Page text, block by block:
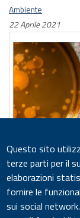
Ambiente
22 Aprile 2021
Giornata
da ENEA
servizio di
Questo sito
terze parti per il
elaborazioni
fornire le
sui social network.